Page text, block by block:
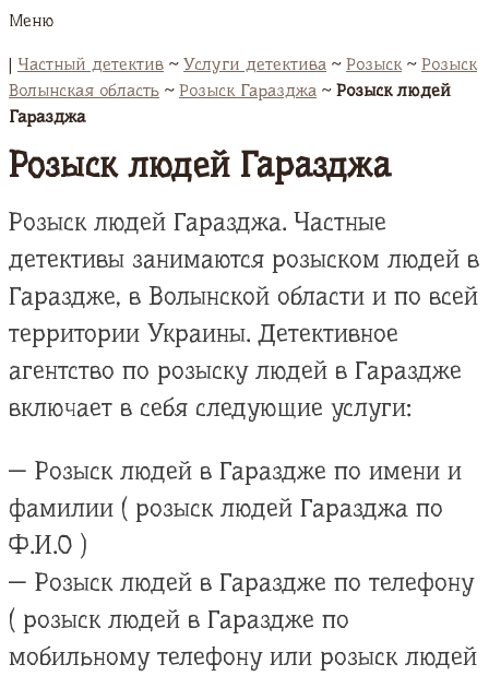
Меню
| Частный детектив ~ Услуги детектива ~ Розыск~ Розыск
Волынская область ~ Розыск Гаразджа ~ Розыск людей
Гаразджа
Розыск людей Гаразджа
Розыск людей Гаразджа. Частные
детективы занимаются розыском людей в
Гараздже, в Волынской области и по всей
территории Украины. Детективное
агентство по розыску людей в Гараздже
включает в себя следующие услуги:
— Розыск людей в Гараздже по имени и
фамилии ( розыск людей Гаразджа по
Ф.И.О )
— Розыск людей в Гараздже по телефону
( розыск людей в Гараздже по
мобильному телефону или розыск людей